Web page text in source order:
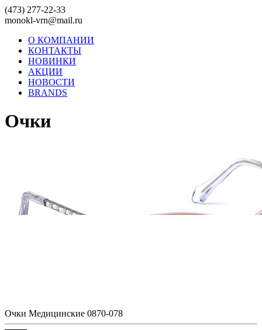
(473) 277-22-33
monokl-vrn@mail.ru
О КОМПАНИИ
КОНТАКТЫ
НОВИНКИ
АКЦИИ
НОВОСТИ
BRANDS
Очки
Очки Медицинские 0870-078